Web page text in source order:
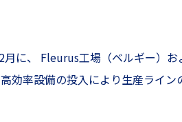
に、 Fleurus工場（ベルギー）
率設備の投入により生産ライ